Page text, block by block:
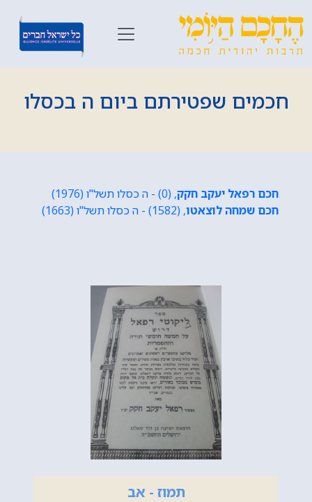
חכמים שפטירתם ביום ה בכסלו
חכם רפאל יעקב חקק, (0) - ה כסלו תשל"ו (1976)
חכם שמחה לוצאטו, (1582) - ה כסלו תשל"ו (1663)
תמוז - אב